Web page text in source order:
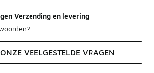
Verzending en levering
VEELGESTELDE VRAGEN